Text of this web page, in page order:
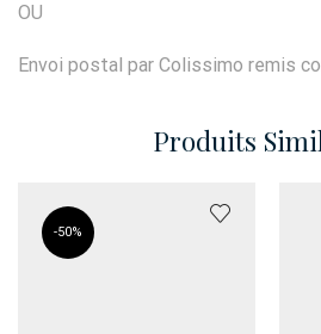
OU
Envoi postal par Colissimo remis
Produits
-50%